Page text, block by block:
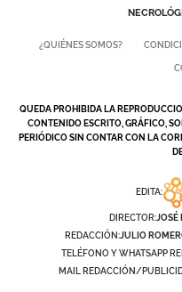
¿QUIÉNES SOMOS?
QUEDA PROHIBIDA LA
CONTENIDO ESCRITO, GRÁFICO,
PERIÓDICO SIN CONTAR CON LA
EDITA:
DIRECTOR:JOSÉ
REDACCIÓN:JULIO
TELÉFONO Y WHATSAPP
MAIL REDACCIÓN/